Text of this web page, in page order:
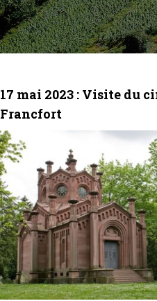
17 mai 2023 : Visite du
Francfort